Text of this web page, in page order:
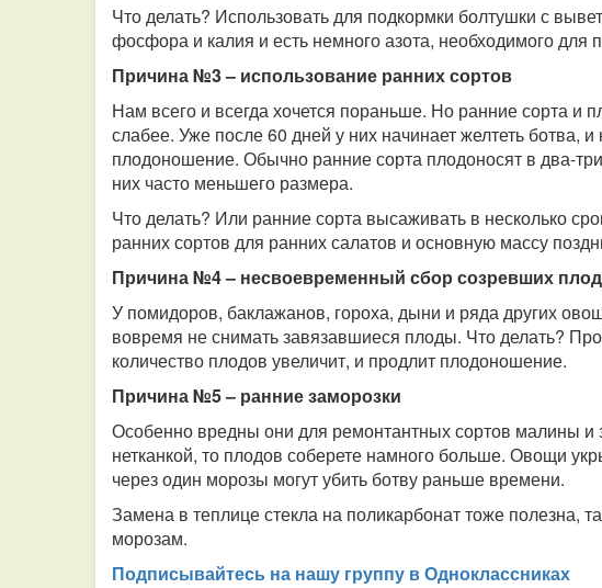
Что делать? Использовать для подкормки болтушки с
фосфора и калия и есть немного азота, необходимого для
Причина №3 – использование ранних сортов
Нам всего и всегда хочется пораньше. Но ранние сорта и
слабее. Уже после 60 дней у них начинает желтеть ботва,
плодоношение. Обычно ранние сорта плодоносят в два-
них часто меньшего размера.
Что делать? Или ранние сорта высаживать в несколько
ранних сортов для ранних салатов и основную массу
Причина №4 – несвоевременный сбор созревших
У помидоров, баклажанов, гороха, дыни и ряда других
вовремя не снимать завязавшиеся плоды. Что делать?
количество плодов увеличит, и продлит плодоношение.
Причина №5 – ранние заморозки
Особенно вредны они для ремонтантных сортов малины и
нетканкой, то плодов соберете намного больше. Овощи
через один морозы могут убить ботву раньше времени.
Замена в теплице стекла на поликарбонат тоже полезна,
морозам.
Подписывайтесь на нашу группу в Одноклассниках